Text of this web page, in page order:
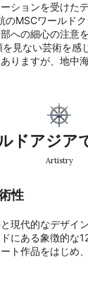
ションを受けた
MSCワールドク
への細心の注意
見ない芸術を感
りますが、地中
ドアジア
Artistry
性
現代的なデザイン
にある象徴的な
ト作品をはじめ